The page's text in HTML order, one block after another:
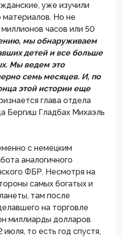
уже изучили
материалов. Но не
часов или 50
мы обнаруживаем
детей и все больше
Мы ведем это
семь месяцев. И, по
этой истории еще
глава отдела
Бергиш Гладбах Михаэль
с немецким
аналогичного
ФБР. Несмотря на
самых богатых и
там после
на торговле
миллиарды долларов
то есть год спустя,